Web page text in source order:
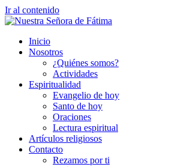
Ir al contenido
Inicio
Nosotros
¿Quiénes somos?
Actividades
Espiritualidad
Evangelio de hoy
Santo de hoy
Oraciones
Lectura espiritual
Artículos religiosos
Contacto
Rezamos por ti